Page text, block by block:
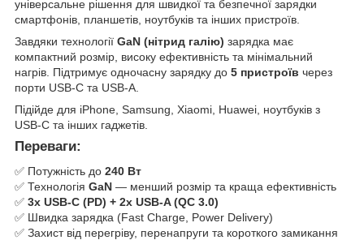
універсальне рішення для швидкої та безпечної зарядки
смартфонів, планшетів, ноутбуків та інших пристроїв.
Завдяки технології GaN (нітрид галію) зарядка має
компактний розмір, високу ефективність та мінімальний
нагрів. Підтримує одночасну зарядку до 5 пристроїв через
порти USB-C та USB-A.
Підійде для iPhone, Samsung, Xiaomi, Huawei, ноутбуків з
USB-C та інших гаджетів.
Переваги:
✅ Потужність до 240 Вт
✅ Технологія GaN — менший розмір та краща ефективність
✅ 3x USB-C (PD) + 2x USB-A (QC 3.0)
✅ Швидка зарядка (Fast Charge, Power Delivery)
✅ Захист від перегріву, перенапруги та короткого замикання